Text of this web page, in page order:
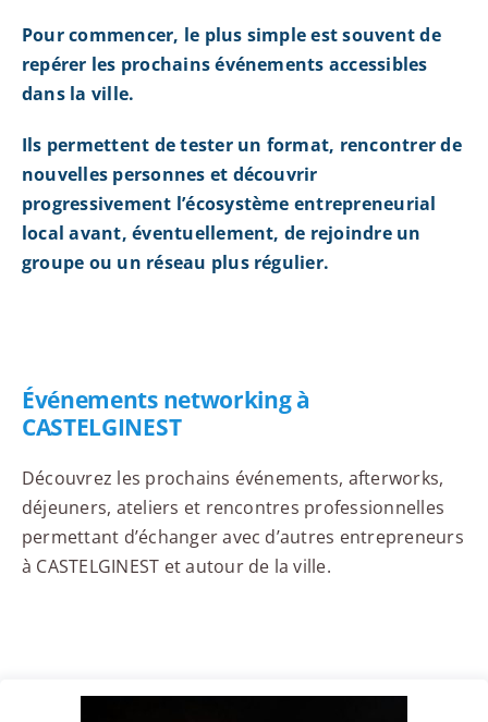
Pour commencer, le plus simple est souvent de
repérer les prochains événements accessibles
dans la ville.
Ils permettent de tester un format, rencontrer de
nouvelles personnes et découvrir
progressivement l’écosystème entrepreneurial
local avant, éventuellement, de rejoindre un
groupe ou un réseau plus régulier.
Événements networking à
CASTELGINEST
Découvrez les prochains événements, afterworks,
déjeuners, ateliers et rencontres professionnelles
permettant d’échanger avec d’autres entrepreneurs
à CASTELGINEST et autour de la ville.